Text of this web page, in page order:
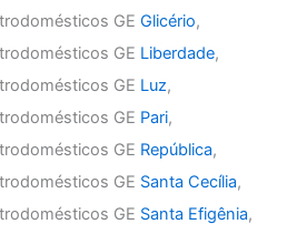
GEGlicério,
GE Liberdade,
GE Luz,
GE Pari,
GE República,
GE Santa Cecília,
GE Santa Efigênia,